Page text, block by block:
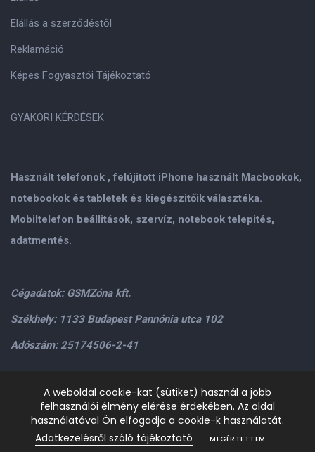
Használt telefonok , felújitott iPhone használt Macbookok,
notebookok és tabletek és kiegészitőik választéka.
Mobiltelefon beállitások, szervíz, notebook telepités,
adatmentés.
Cégadatok: GSMZóna kft.
Székhely: 1133 Budapest Pannónia utca 102
Adószám: 25174506-2-41
Személyes átvétel: GSMZóna kft. 1134.Bp. Váci út 9-15
H-P: 9.00-17.00,Szo: 9.00-13.00+36205534995+36209906363
gsmzonakft@gmail.com
Elállás a szerződéstől
Reklamáció
Képes Fogyasztói Tájékoztató
GYAKORI KÉRDÉSEK
A weboldal cookie-kat (sütiket) használ a jobb
felhasználói élmény elérése érdekében. Az oldal
használatával Ön elfogadja a cookie-k használatát.
Adatkezelésről szóló tájékoztató
MEGÉRTETTEM